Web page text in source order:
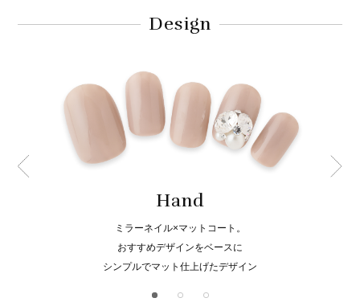
Design
Hand
ミラーネイル×マットコート。
おすすめデザインをベースに
シンプルでマット仕上げたデザイン